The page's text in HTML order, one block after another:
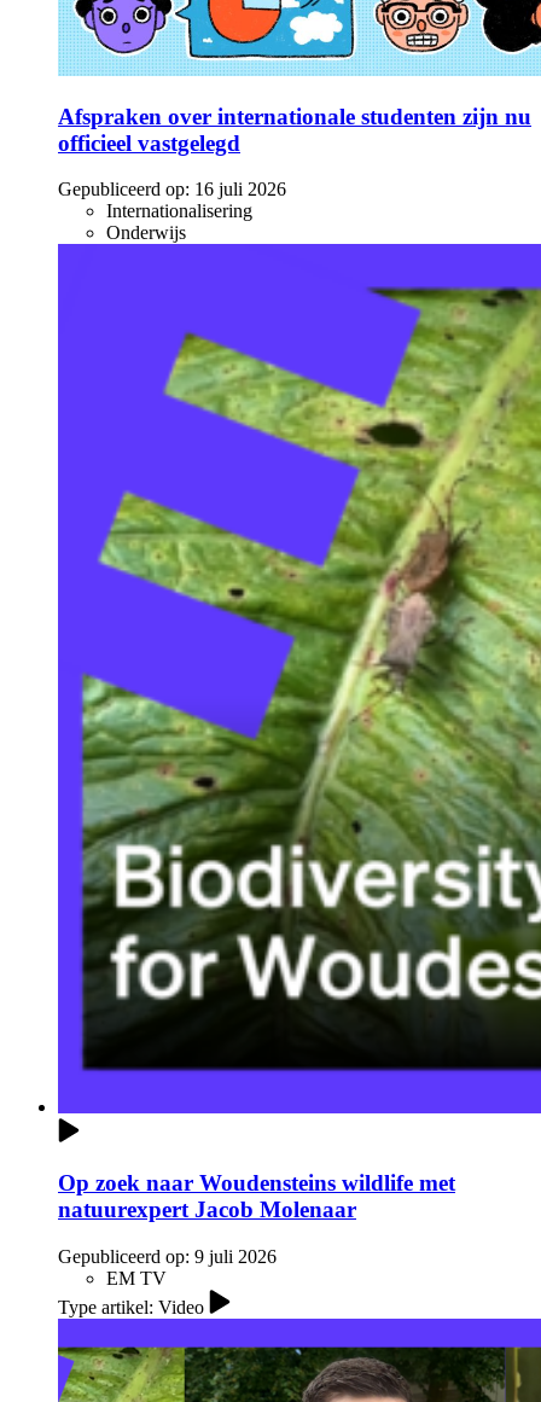
Afspraken over internationale studenten zijn nu
officieel vastgelegd
Gepubliceerd op: 16 juli 2026
Internationalisering
Onderwijs
Op zoek naar Woudensteins wildlife met
natuurexpert Jacob Molenaar
Gepubliceerd op: 9 juli 2026
EM TV
Type artikel: Video